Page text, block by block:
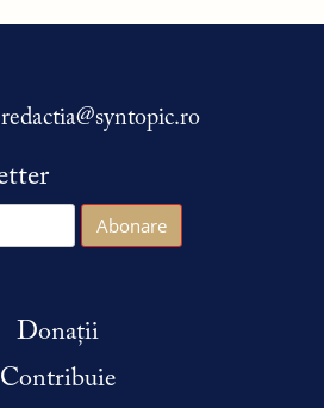
redactia@syntopic.ro
Donații
Contribuie